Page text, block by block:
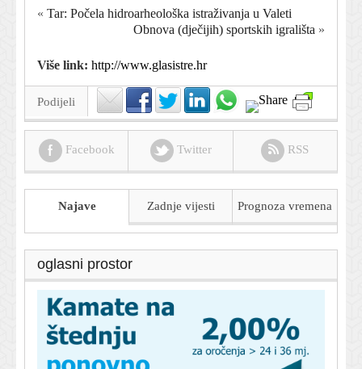
« Tar: Počela hidroarheološka istraživanja u Valeti
Obnova (dječijih) sportskih igrališta »
Više link: http://www.glasistre.hr
Podijeli
Facebook Twitter RSS
Najave Zadnje vijesti Prognoza vremena
oglasni prostor